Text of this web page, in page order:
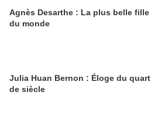
Agnès Desarthe : La plus belle fille
du monde
Julia Huan Bernon : Éloge du quart
de siècle